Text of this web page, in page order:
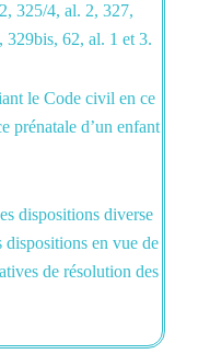
325/4, al. 2, 327,
, 329bis, 62, al. 1 et 3.
le Code civil en ce
prénatale d’un enfant
dispositions diverse
en vue de
de résolution des